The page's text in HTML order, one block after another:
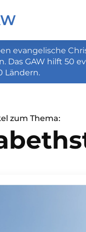
evangelische
Das GAW hilft 50
Ländern.
zum Thema: